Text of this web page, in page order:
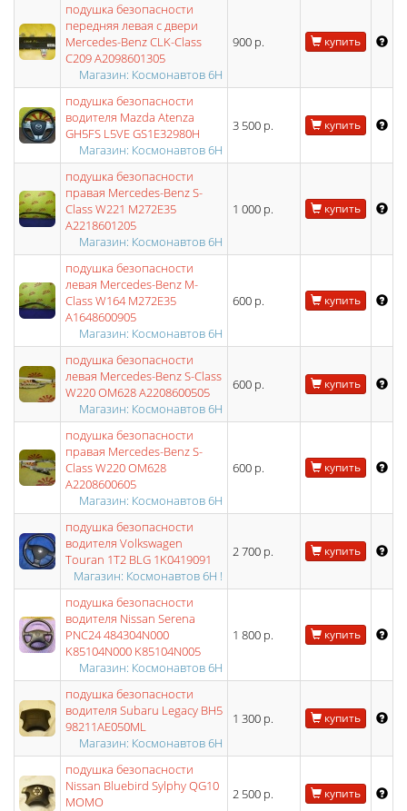
подушка безопасности
передняя левая с двери
Mercedes-Benz CLK-Class
C209 A2098601305
Магазин: Космонавтов 6Н
900 р. купить
подушка безопасности
водителя Mazda Atenza
GH5FS L5VE GS1E32980H
Магазин: Космонавтов 6Н
3 500 р. купить
подушка безопасности
правая Mercedes-Benz S-
Class W221 M272E35
A2218601205
Магазин: Космонавтов 6Н
1 000 р. купить
подушка безопасности
левая Mercedes-Benz M-
Class W164 M272E35
A1648600905
Магазин: Космонавтов 6Н
600 р. купить
подушка безопасности
левая Mercedes-Benz S-Class
W220 OM628 A2208600505
Магазин: Космонавтов 6Н
600 р. купить
подушка безопасности
правая Mercedes-Benz S-
Class W220 OM628
A2208600605
Магазин: Космонавтов 6Н
600 р. купить
подушка безопасности
водителя Volkswagen
Touran 1T2 BLG 1K0419091
Магазин: Космонавтов 6Н !
2 700 р. купить
подушка безопасности
водителя Nissan Serena
PNC24 484304N000
K85104N000 K85104N005
Магазин: Космонавтов 6Н
1 800 р. купить
подушка безопасности
водителя Subaru Legacy BH5
98211AE050ML
Магазин: Космонавтов 6Н
1 300 р. купить
подушка безопасности
Nissan Bluebird Sylphy QG10
MOMO
2 500 р. купить